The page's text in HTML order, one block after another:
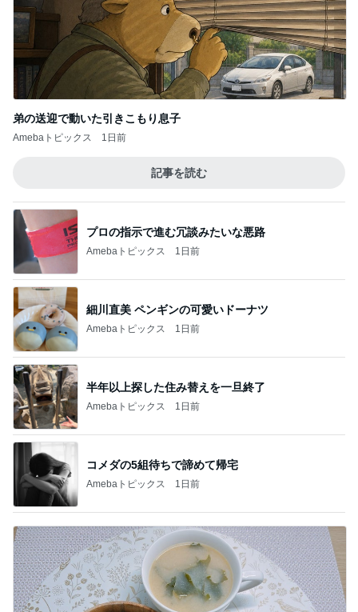
弟の送迎で動いた引きこもり息子
Amebaトピックス 1日前
記事を読む
プロの指示で進む冗談みたいな悪路
Amebaトピックス 1日前
細川直美 ペンギンの可愛いドーナツ
Amebaトピックス 1日前
半年以上探した住み替えを一旦終了
Amebaトピックス 1日前
コメダの5組待ちで諦めて帰宅
Amebaトピックス 1日前